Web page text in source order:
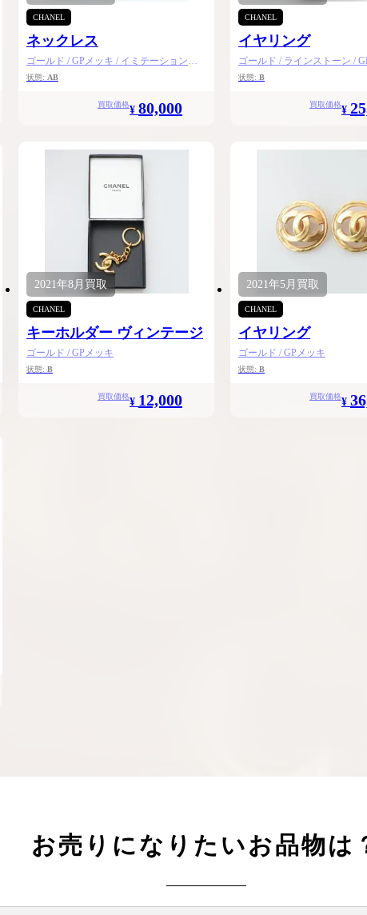
CHANEL
ネックレス
ゴールド / GPメッキ / イミテーションス
トーン
状態: AB
買取価格¥ 80,000
CHANEL
イヤリング
ゴールド / ラインストーン /
状態: B
買取価格¥
2021年8月 買取
CHANEL
キーホルダー ヴィンテージ
ゴールド / GPメッキ
状態: B
買取価格¥ 12,000
2021年5月 買取
CHANEL
イヤリング
ゴールド / GPメッキ
状態: B
買取価格¥
お売りになりたいお品物は